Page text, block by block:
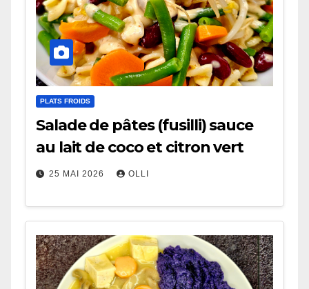
PLATS FROIDS
Salade de pâtes (fusilli) sauce
au lait de coco et citron vert
25 MAI 2026 OLLI